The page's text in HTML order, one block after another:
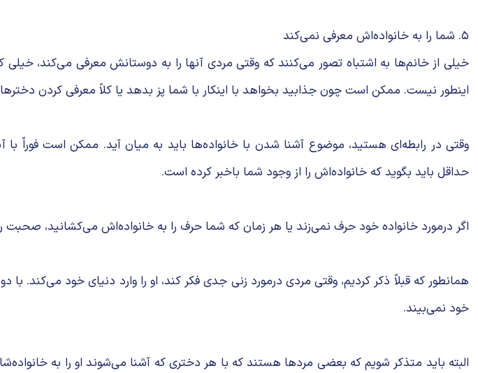
۵. شما را به خانواده‌اش معرفی نمی‌کند
خیلی از خانم‌ها به اشتباه تصور می‌کنند که وقتی مردی آنها را به دوستانش معرفی می‌کند،
اینطور نیست. ممکن است چون جذابید بخواهد با اینکار با شما پز بدهد یا کلاً معرفی کردن
وقتی در رابطه‌ای هستید، موضوع آشنا شدن با خانواده‌ها باید به میان آید. ممکن است فوراً با
حداقل باید بگوید که خانواده‌اش را از وجود شما باخبر کرده است.
اگر درمورد خانواده خود حرف نمی‌زند یا هر زمان که شما حرف را به خانواده‌اش می‌کشانید،
همانطور که قبلاً ذکر کردیم، وقتی مردی درمورد زنی جدی فکر کند، او را وارد دنیای خود می‌کند.
خود نمی‌بیند.
البته باید متذکر شویم که بعضی مردها هستند که با هر دختری که آشنا می‌شوند او را به